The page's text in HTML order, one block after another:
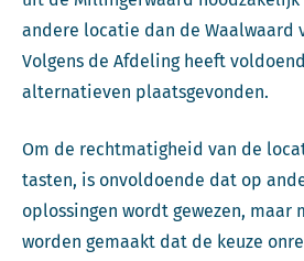
andere locatie dan de Waalwaard
Volgens de Afdeling heeft
alternatieven plaatsgevonden.
Om de rechtmatigheid van de
tasten, is onvoldoende dat op
oplossingen wordt gewezen, maar
worden gemaakt dat de keuze